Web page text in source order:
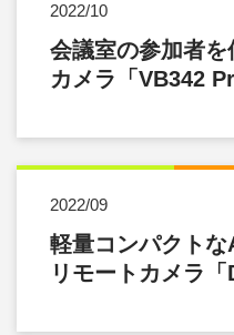
2022/10
会議室の参加者
カメラ「VB342
2022/09
軽量コンパクト
リモートカメラ